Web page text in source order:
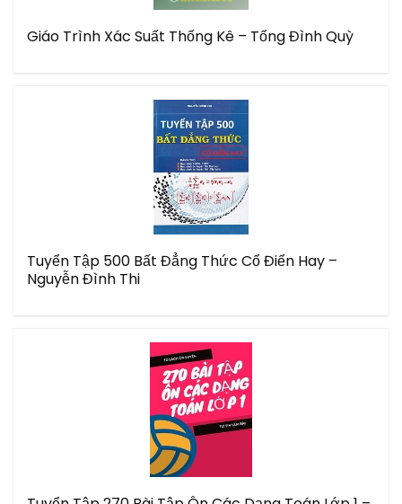
Giáo Trình Xác Suất Thống Kê – Tống Đình Quỳ
Tuyển Tập 500 Bất Đẳng Thức Cổ Điển Hay –
Nguyễn Đình Thi